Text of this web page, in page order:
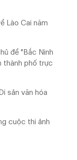
Lào Cai năm
đề "Bắc Ninh
thành phố trực
sản văn hóa
cuộc thi ảnh